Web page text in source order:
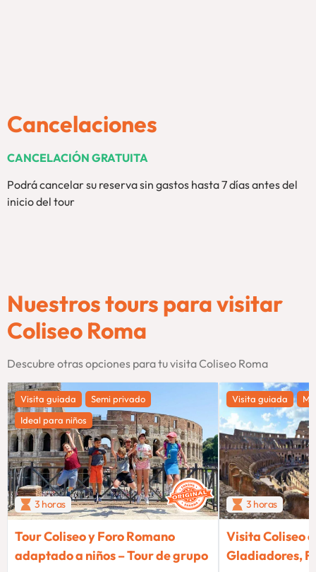
Cancelaciones
CANCELACIÓN GRATUITA
Podrá cancelar su reserva sin gastos hasta 7 días antes del
inicio del tour
Nuestros tours para visitar
Coliseo Roma
Descubre otras opciones para tu visita Coliseo Roma
Visita guiada
Semi privado
Ideal para niños
3 horas
Tour Coliseo y Foro Romano
adaptado a niños – Tour de grupo
Visita guiada
3 horas
Visita Coliseo
Gladiadores,